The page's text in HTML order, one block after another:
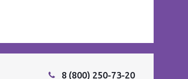
8 (800) 250-73-20